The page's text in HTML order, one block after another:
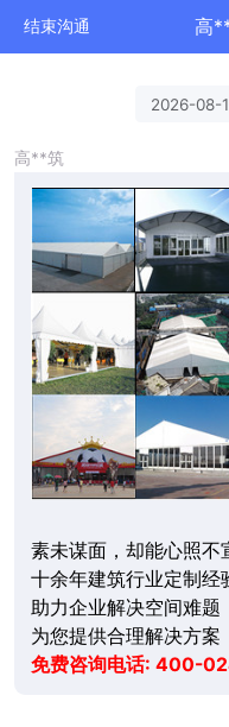
结束沟通 高
2026-08-
高**筑
素未谋面，却能心照不
十余年建筑行业定制经
助力企业解决空间难题
为您提供合理解决方案
免费咨询电话: 400-